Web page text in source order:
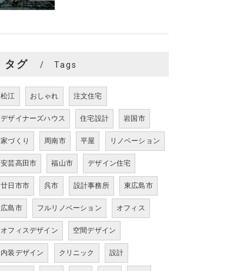
タグ Tags
松江 おしゃれ 注文住宅
デザイナーズハウス 住宅設計 岩国市
家づくり 周南市 平屋 リノベーション
安芸高田市 福山市 デザイン住宅
廿日市市 呉市 設計事務所 東広島市
広島市 フルリノベーション オフィス
オフィスデザイン 空間デザイン
内装デザイン クリニック 設計